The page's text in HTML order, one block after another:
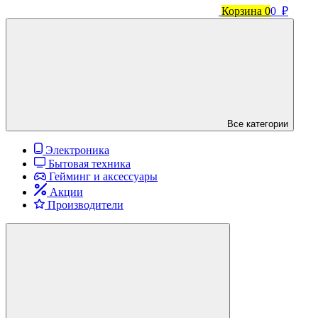
Корзина 00 ₽
Все категории
Электроника
Бытовая техника
Гейминг и аксессуары
Акции
Производители